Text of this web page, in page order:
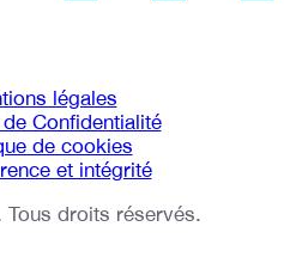
légales
Confidentialité
de cookies
et intégrité
droits réservés.